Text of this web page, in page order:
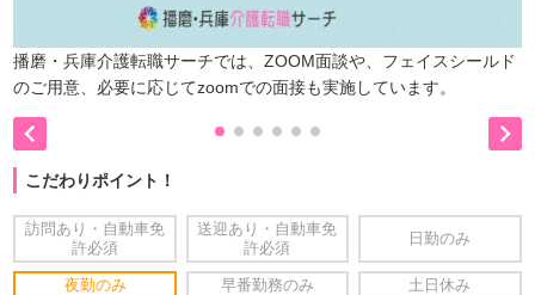
播磨・兵庫介護転職サーチでは、ZOOM面談や、フェイスシールド
のご用意、必要に応じてzoomでの面接も実施しています。
 
こだわりポイント！
訪問あり・自動車免
許必須
送迎あり・自動車免
許必須
日勤のみ
夜勤のみ 早番勤務のみ 土日休み